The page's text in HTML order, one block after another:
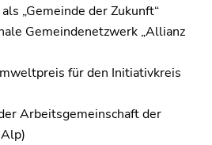
„Gemeinde der Zukunft“
Gemeindenetzwerk „Allianz
für den Initiativkreis
Arbeitsgemeinschaft der